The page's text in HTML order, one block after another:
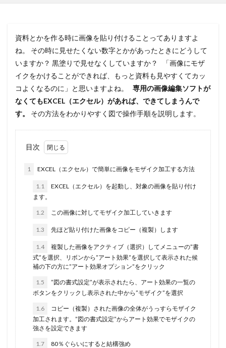
資料とかを作る時に画像を貼り付けることってありますよ
ね。 その時に見せたくない数字とかがあったときにどうして
いますか？ 黒塗りで見せなくしていますか？ 「画像にモザ
イクをかけることができれば、もっと資料も見やすくてカッ
コよくなるのに」と思いますよね。 専用の画像編集ソフトが
なくてもEXCEL（エクセル）があれば、できてしまうんで
す。
その方法をわかりやすく図で操作手順を説明します。
目次
1 EXCEL（エクセル）で簡単に画像をモザイク加工する方法
1.1
EXCEL（エクセル）を起動し、対象の画像を貼り付け
ます。
1.2 この画像に対してモザイク加工していきます
1.3 先ほど貼り付けた画像をコピー（複製）します
1.4
複製した画像をアクティブ（選択）してメニューの”書
式”を選択、リボンから”アート効果”を選択して表示された候
補の下の方に”アート効果オプション”をクリック
1.5
”図の書式設定”が表示されたら、アート効果の一覧の
ボタンをクリックし表示された中から”モザイク”を選択
1.6
コピー（複製）された画像の全体がうっすらモザイク
加工されます。”図の書式設定”からアート効果でモザイクの
強さを設定できます
1.7 80％ぐらいにすると結構強め